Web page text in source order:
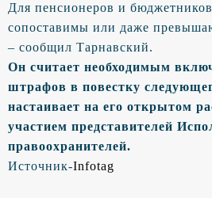
Для пенсионеров и
сопоставимы или даже
– сообщил Тарнавский.
Он считает необходимым
штрафов в повестку
настаивает на его открытом
участием представителей
правоохранителей.
Источник-Infotag